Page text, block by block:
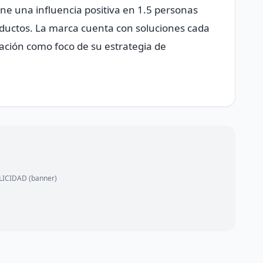
una influencia positiva en 1.5 personas
La marca cuenta con soluciones cada
como foco de su estrategia de
(banner)